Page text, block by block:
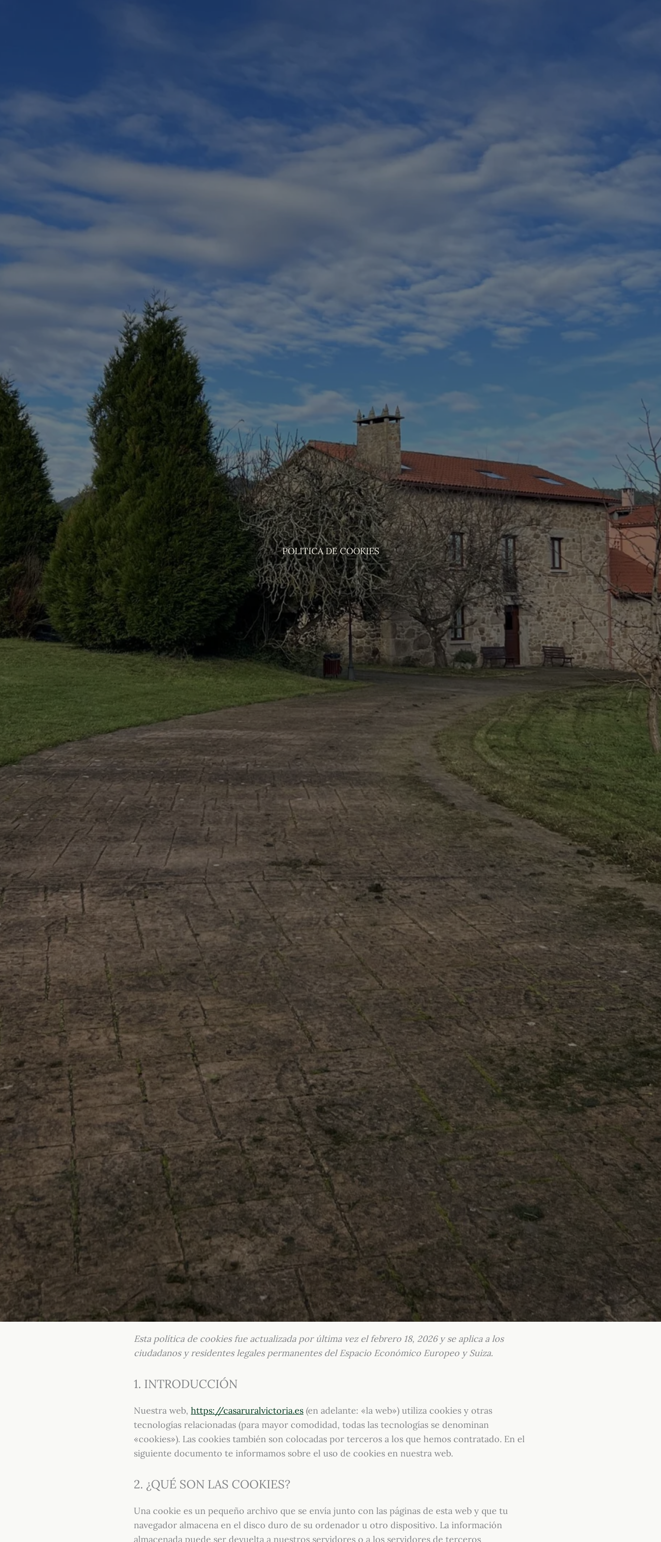
POLITICA DE COOKIES
Esta política de cookies fue actualizada por última vez el febrero 18, 2026 y se aplica a los
ciudadanos y residentes legales permanentes del Espacio Económico Europeo y Suiza.
1. INTRODUCCIÓN
Nuestra web, https://casaruralvictoria.es (en adelante: «la web») utiliza cookies y otras
tecnologías relacionadas (para mayor comodidad, todas las tecnologías se denominan
«cookies»). Las cookies también son colocadas por terceros a los que hemos contratado. En el
siguiente documento te informamos sobre el uso de cookies en nuestra web.
2. ¿QUÉ SON LAS COOKIES?
Una cookie es un pequeño archivo que se envía junto con las páginas de esta web y que tu
navegador almacena en el disco duro de su ordenador u otro dispositivo. La información
almacenada puede ser devuelta a nuestros servidores o a los servidores de terceros